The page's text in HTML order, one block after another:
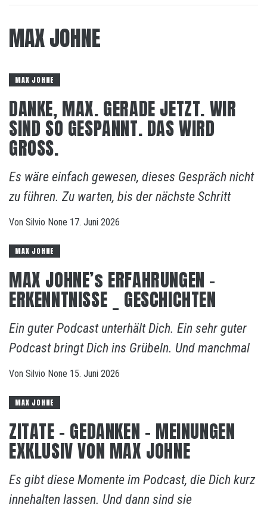
MAX JOHNE
MAX JOHNE
DANKE, MAX. GERADE JETZT. WIR
SIND SO GESPANNT. DAS WIRD
GROSS.
Es wäre einfach gewesen, dieses Gespräch nicht
zu führen. Zu warten, bis der nächste Schritt
Von Silvio None 17. Juni 2026
MAX JOHNE
MAX JOHNE’s ERFAHRUNGEN –
ERKENNTNISSE _ GESCHICHTEN
Ein guter Podcast unterhält Dich. Ein sehr guter
Podcast bringt Dich ins Grübeln. Und manchmal
Von Silvio None 15. Juni 2026
MAX JOHNE
ZITATE – GEDANKEN – MEINUNGEN
EXKLUSIV VON MAX JOHNE
Es gibt diese Momente im Podcast, die Dich kurz
innehalten lassen. Und dann sind sie